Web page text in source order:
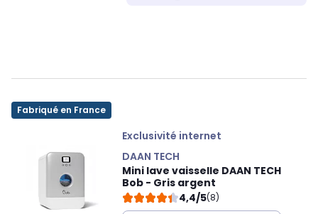
Fabriqué en France
Exclusivité internet
DAAN TECH
Mini lave vaisselle DAAN TECH
Bob - Gris argent
4,4/5(8)